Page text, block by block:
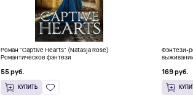
Роман "Captive Hearts" (Natasja Rose)
Романтическое фэнтези
55 руб.
КУПИТЬ
Фэнтези-
169 руб.